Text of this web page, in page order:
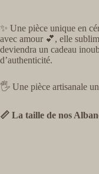
✨ Une pièce unique en
avec amour 💕, elle
deviendra un cadeau
d’authenticité.
🖐️ Une pièce artisanale
📏 La taille de nos